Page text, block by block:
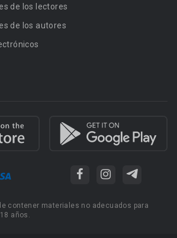
de los lectores
de los autores
contener materiales no adecuados para
años.